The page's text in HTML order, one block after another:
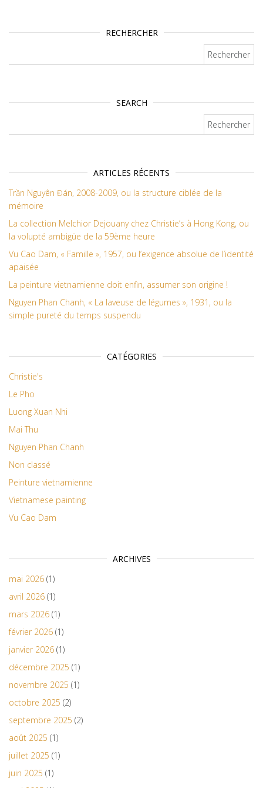
RECHERCHER
SEARCH
ARTICLES RÉCENTS
Trần Nguyên Đán, 2008-2009, ou la structure ciblée de la
mémoire
La collection Melchior Dejouany chez Christie’s à Hong Kong, ou
la volupté ambigüe de la 59ème heure
Vu Cao Dam, « Famille », 1957, ou l’exigence absolue de l’identité
apaisée
La peinture vietnamienne doit enfin, assumer son origine !
Nguyen Phan Chanh, « La laveuse de légumes », 1931, ou la
simple pureté du temps suspendu
CATÉGORIES
Christie's
Le Pho
Luong Xuan Nhi
Mai Thu
Nguyen Phan Chanh
Non classé
Peinture vietnamienne
Vietnamese painting
Vu Cao Dam
ARCHIVES
mai 2026 (1)
avril 2026 (1)
mars 2026 (1)
février 2026 (1)
janvier 2026 (1)
décembre 2025 (1)
novembre 2025 (1)
octobre 2025 (2)
septembre 2025 (2)
août 2025 (1)
juillet 2025 (1)
juin 2025 (1)